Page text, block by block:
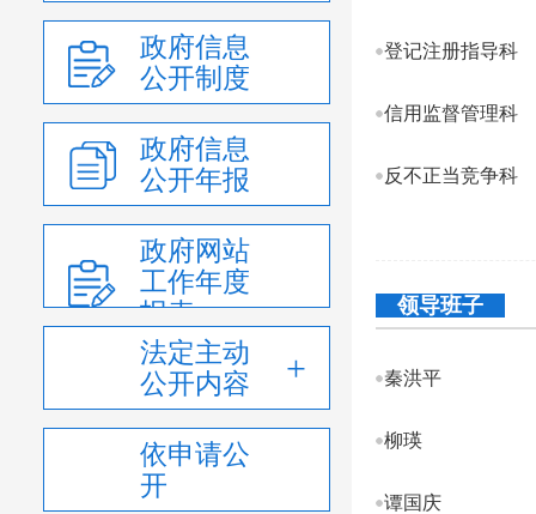
政府信息
公开制度
政府信息
公开年报
政府网站
工作年度
报表
法定主动
公开内容
依申请公
开
登记注册指导科
信用监督管理科
反不正当竞争科
领导班子
秦洪平
柳瑛
谭国庆